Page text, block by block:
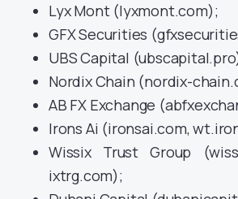
Lyx Mont (lyxmont.com);
GFX Securities
UBS Capital
Nordix Chain (nordix-
AB FX Exchange
Irons Ai (ironsai.com,
Wissix Trust Group
ixtrg.com);